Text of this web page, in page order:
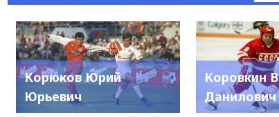
Корюков Юрий
Юрьевич
Коровкин
Данилович